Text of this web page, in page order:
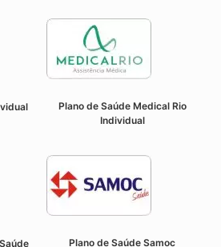
Plano de Saúde Medical Rio
Individual
Plano de Saúde Samoc